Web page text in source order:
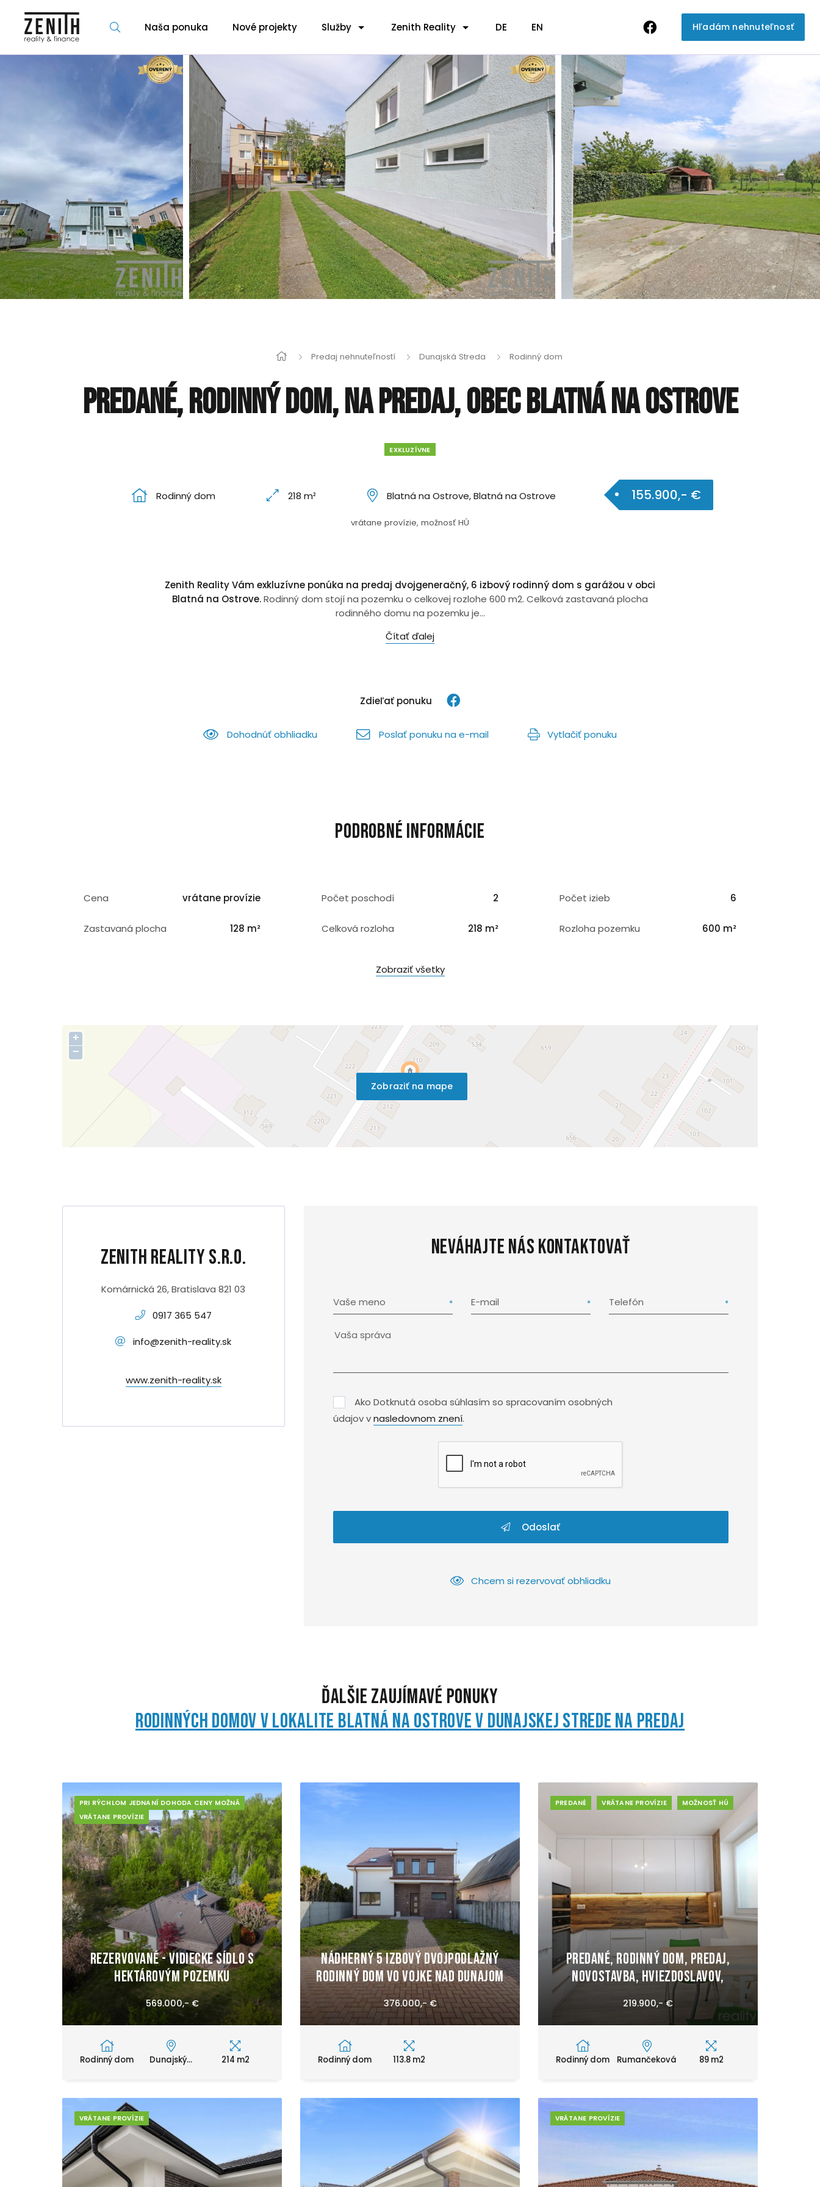
Hľadám nehnuteľnosť
Naša ponuka Nové projekty Služby Zenith Reality DE EN
Predaj nehnuteľností Dunajská Streda Rodinný dom
PREDANÉ, Rodinný dom, na predaj, obec Blatná na Ostrove
EXKLUZÍVNE
Rodinný dom 218 m² Blatná na Ostrove, Blatná na Ostrove 155.900,- €
vrátane provízie, možnosť HÚ
Zenith Reality Vám exkluzívne ponúka na predaj dvojgeneračný, 6 izbový rodinný dom s garážou v obci
Blatná na Ostrove.Rodinný dom stojí na pozemku o celkovej rozlohe 600 m2. Celková zastavaná plocha
rodinného domu na pozemku je...
Čítať ďalej
Zdieľať ponuku
Dohodnúť obhliadku Poslať ponuku na e-mail Vytlačiť ponuku
Podrobné informácie
Cena vrátane provízie Počet poschodí 2 Počet izieb 6
Zastavaná plocha 128 m² Celková rozloha 218 m² Rozloha pozemku 600 m²
Zobraziť všetky
Zobraziť na mape
+
−
Zenith Reality s.r.o.
Komárnická 26, Bratislava 821 03
0917 365 547
info@zenith-reality.sk
www.zenith-reality.sk
Neváhajte nás kontaktovať
Vaše meno E-mail Telefón
Ako Dotknutá osoba súhlasím so spracovaním osobných
údajov vnasledovnom znení.
Odoslať
Chcem si rezervovať obhliadku
Ďalšie zaujímavé ponuky
rodinných domov v lokalite Blatná na Ostrove v Dunajskej Strede na predaj
PRI RÝCHLOM JEDNANÍ DOHODA CENY MOŽNÁ
VRÁTANE PROVÍZIE
REZERVOVANÉ - VIDIECKE SÍDLO S
HEKTÁROVÝM POZEMKU
569.000,- €
Rodinný dom Dunajský... 214 m2
Nádherný 5 izbový dvojpodlažný
rodinný dom vo Vojke nad Dunajom
376.000,- €
Rodinný dom 113.8 m2
PREDANÉ VRÁTANE PROVÍZIE MOŽNOSŤ HÚ
PREDANÉ, Rodinný dom, predaj,
Novostavba, Hviezdoslavov,
219.900,- €
Rodinný dom Rumančeková 89 m2
VRÁTANE PROVÍZIE VRÁTANE PROVÍZIE